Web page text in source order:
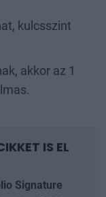
kulcsszint
akkor az 1
IS EL
Signature